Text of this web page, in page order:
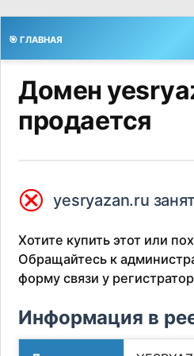
🎯 ГЛАВНАЯ
Домен
продается
⮿ yesryazan.ru занят
Хотите купить этот или
Обращайтесь к
форму связи у
Информация в